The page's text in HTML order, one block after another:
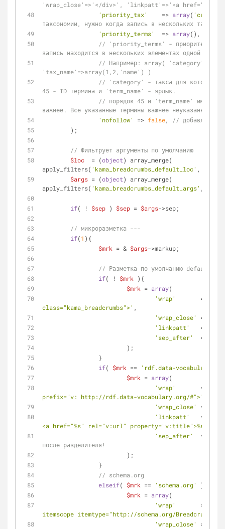
'wrap_close'=>'</div>', 'linkpatt'=>'<a
'priority_tax'
    =>
array(
таксономии, нужно когда запись в нескольких таксах
'priority_terms'
  =>
array(),
// 'priority_terms' - приоритетные
запись находится в нескольких элементах одной таксы
// Например: array(
'tax_name'=>array(1,2,'name') )
// 'category' - такса для которой
45 - ID термина и 'term_name' - ярлык.
// порядок 45 и 'term_name' имеет
важнее. Все указанные термины важнее неуказанных...
'nofollow'
=> false,
// добавлять
	);
// Фильтрует аргументы по умолчанию
$loc
  = (
object) array_merge(
apply_filters( 'kama_breadcrumbs_default_loc' ,
$args = (object) array_merge(
apply_filters( 'kama_breadcrumbs_default_args'
if( ! $sep ) $sep = $args->sep;
// микроразметка ---
if(1 ){
$mrk = & $args->markup;
// Разметка по умолчанию default
if( ! $mrk ){
$mrk = array(
'wrap'
       =>
class="kama_breadcrumbs">' ,
'wrap_close'
=>
'linkpatt'
   =>
'sep_after'
  =>
			);
		}
if( $mrk == 'rdf.data-
$mrk = array(
'wrap'
       =>
prefix="v: http://rdf.data-vocabulary.org/#">'
'wrap_close'
=>
'linkpatt'
   =>
<a href="%s" rel="v:url" property="v:title">%s</a>'
'sep_after'
  =>
после разделителя!
			);
		}
// schema.org
elseif( $mrk == 'schema.org'
){
$mrk = array(
'wrap'
       =>
itemscope itemtype="http://schema.org/
'wrap_close'
=>